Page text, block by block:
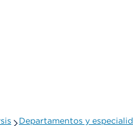
Departamentos y